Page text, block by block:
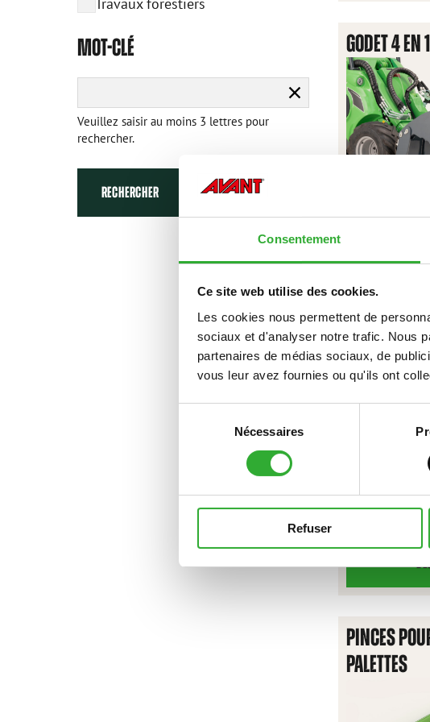
Consentement
Ce site web utilise des cookies.
Les cookies nous permettent de
sociaux et d'analyser notre trafic. Nous
partenaires de médias sociaux, de
vous leur avez fournies ou qu'ils ont
consentement
Nécessaires
Refuser
Travaux forestiers
MOT-CLÉ
Effacer
la
recherche
Veuillez saisir au moins 3 lettres pour
rechercher.
RECHERCHER
GODET 4 EN 1
FOURCHE À
VOIE
PINCES
PALETTES